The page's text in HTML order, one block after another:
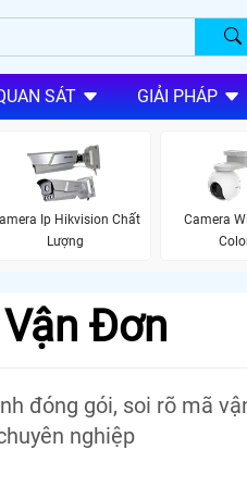
SÁT GIẢI PHÁP
Ip Hikvision Chất
Lượng
Camera
Đơn
đóng gói, soi rõ mã
nghiệp